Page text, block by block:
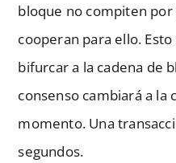
bloque no compiten
cooperan para ello.
bifurcar a la cadena de
consenso cambiará a la
momento. Una
segundos.